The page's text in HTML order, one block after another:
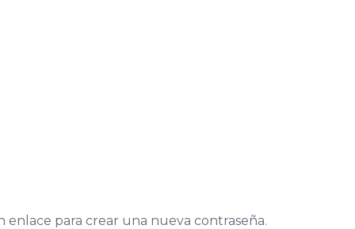
para crear una nueva contraseña.